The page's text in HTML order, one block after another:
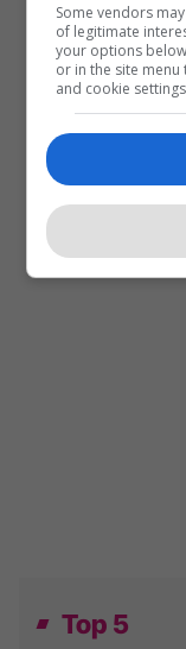
Top 5
Some vendors
of legitimate
your options
or in the site
and cookie